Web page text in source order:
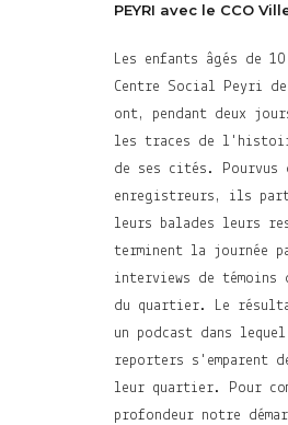
PEYRI avec le CCO
Les enfants âgés de
Centre Social Peyri
ont, pendant deux
les traces de
de ses cités. Pourvus
enregistreurs, ils
leurs balades leurs
terminent la journée
interviews de
du quartier. Le
un podcast dans
reporters s'emparent
leur quartier. Pour
profondeur notre